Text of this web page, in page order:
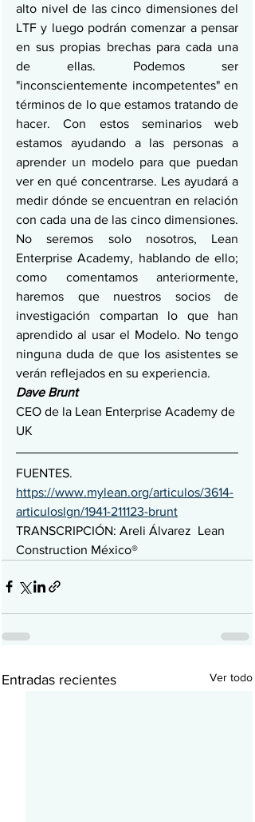
alto nivel de las cinco dimensiones del
LTF y luego podrán comenzar a pensar
en sus propias brechas para cada una
de ellas. Podemos ser
"inconscientemente incompetentes" en
términos de lo que estamos tratando de
hacer. Con estos seminarios web
estamos ayudando a las personas a
aprender un modelo para que puedan
ver en qué concentrarse. Les ayudará a
medir dónde se encuentran en relación
con cada una de las cinco dimensiones.
No seremos solo nosotros, Lean
Enterprise Academy, hablando de ello;
como comentamos anteriormente,
haremos que nuestros socios de
investigación compartan lo que han
aprendido al usar el Modelo. No tengo
ninguna duda de que los asistentes se
verán reflejados en su experiencia.
Dave Brunt
CEO de la Lean Enterprise Academy de
UK
FUENTES.
https://www.mylean.org/articulos/3614-
articuloslgn/1941-211123-brunt
TRANSCRIPCIÓN: Areli Álvarez  Lean
Construction México®
Entradas recientes Ver todo